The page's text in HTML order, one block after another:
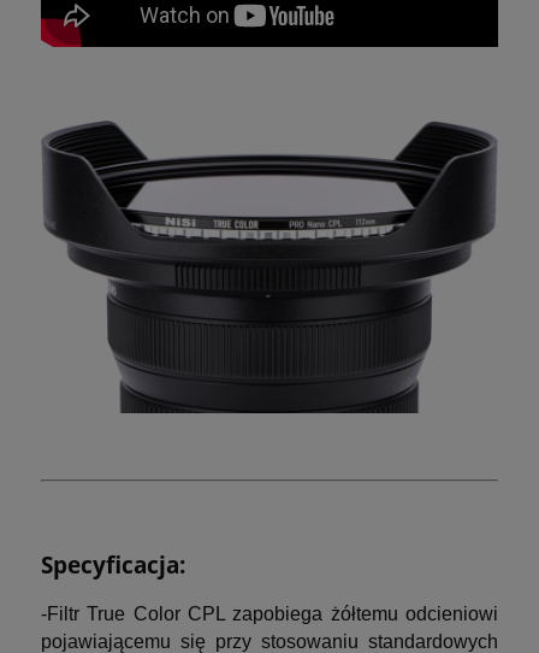
Specyficacja:
-Filtr True Color CPL zapobiega żółtemu odcieniowi
pojawiającemu się przy stosowaniu standardowych